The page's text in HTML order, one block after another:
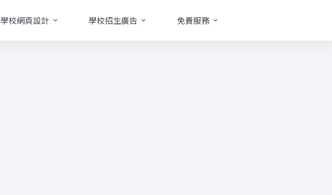
學校網頁設計 學校招生廣告 免費服務